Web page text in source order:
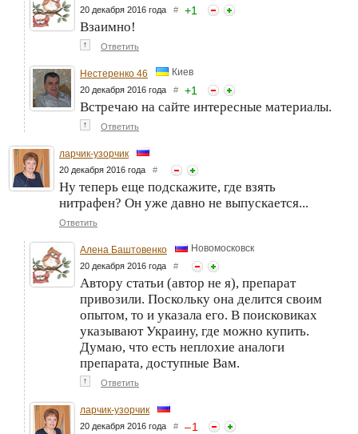
20 декабря 2016 года # +1
Взаимно!
↑ Ответить
Нестеренко 46 Киев
20 декабря 2016 года # +1
Встречаю на сайте интересные материалы.
↑ Ответить
ларчик-узорчик
20 декабря 2016 года #
Ну теперь еще подскажите, где взять
нитрафен? Он уже давно не выпускается...
Ответить
Алена Баштовенко Новомосковск
20 декабря 2016 года #
Автору статьи (автор не я), препарат
привозили. Поскольку она делится своим
опытом, то и указала его. В поисковиках
указывают Украину, где можно купить.
Думаю, что есть неплохие аналоги
препарата, доступные Вам.
↑ Ответить
ларчик-узорчик
20 декабря 2016 года # –1